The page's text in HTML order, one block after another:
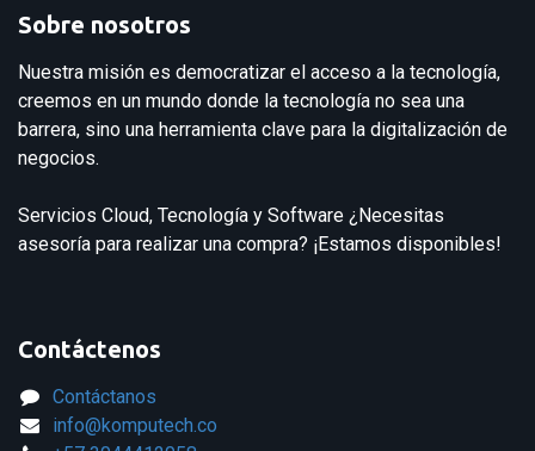
Sobre nosotros
Nuestra misión es democratizar el acceso a la tecnología,
creemos en un mundo donde la tecnología no sea una
barrera, sino una herramienta clave para la digitalización de
negocios.
Servicios Cloud, Tecnología y Software ¿Necesitas
asesoría para realizar una compra? ¡Estamos disponibles!
Contáctenos
Contáctanos
info@komputech.co